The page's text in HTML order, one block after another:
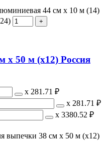
44 см х 10 м (14)
х 50 м (х12) Россия
х 281.71 ₽
х 281.71 ₽
х 3380.52 ₽
выпечки 38 см х 50 м (х12)